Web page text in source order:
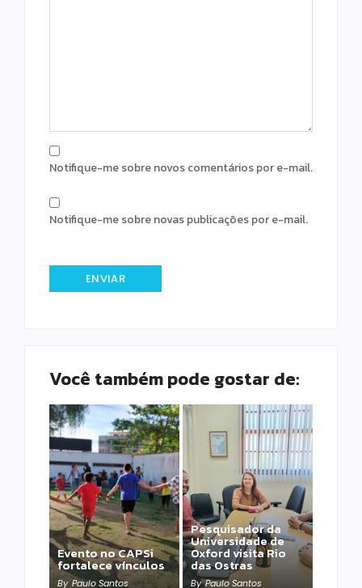
Notifique-me sobre novos comentários por e-mail.
Notifique-me sobre novas publicações por e-mail.
Você também pode gostar de:
Evento no CAPSi
fortalece vínculos
By Paulo Santos
Pesquisador da
Universidade de
Oxford visita Rio
das Ostras
By Paulo Santos